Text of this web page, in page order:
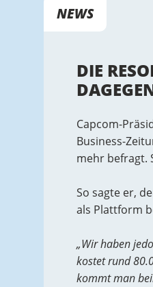
NEWS
DIE
Capcom-
Business-
mehr befragt.
So sagte er,
als Plattform
„Wir haben
kostet rund
kommt man